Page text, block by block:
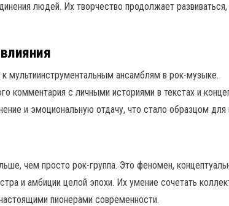
людей. Их творчество продолжает
мультиинструментальным ансамблям в рок-музыке.
комментария с личными историями в текстах и
и эмоциональную отдачу, что стало образцом для
чем просто рок-группа. Это феномен,
и амбиции целой эпохи. Их умение сочетать
пионерами современности.